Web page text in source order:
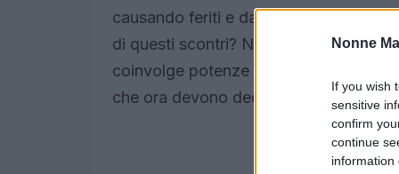
Nonne
If you wish
sensitive
confirm
continue
information
causando feriti e danni ingenti. Ma ti
di questi scontri? Non si tratta solo di
coinvolge potenze come Russia e
che ora devono decidere quale